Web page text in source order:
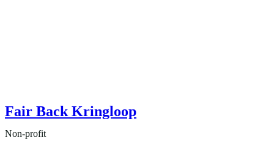
Fair Back Kringloop
Non-profit